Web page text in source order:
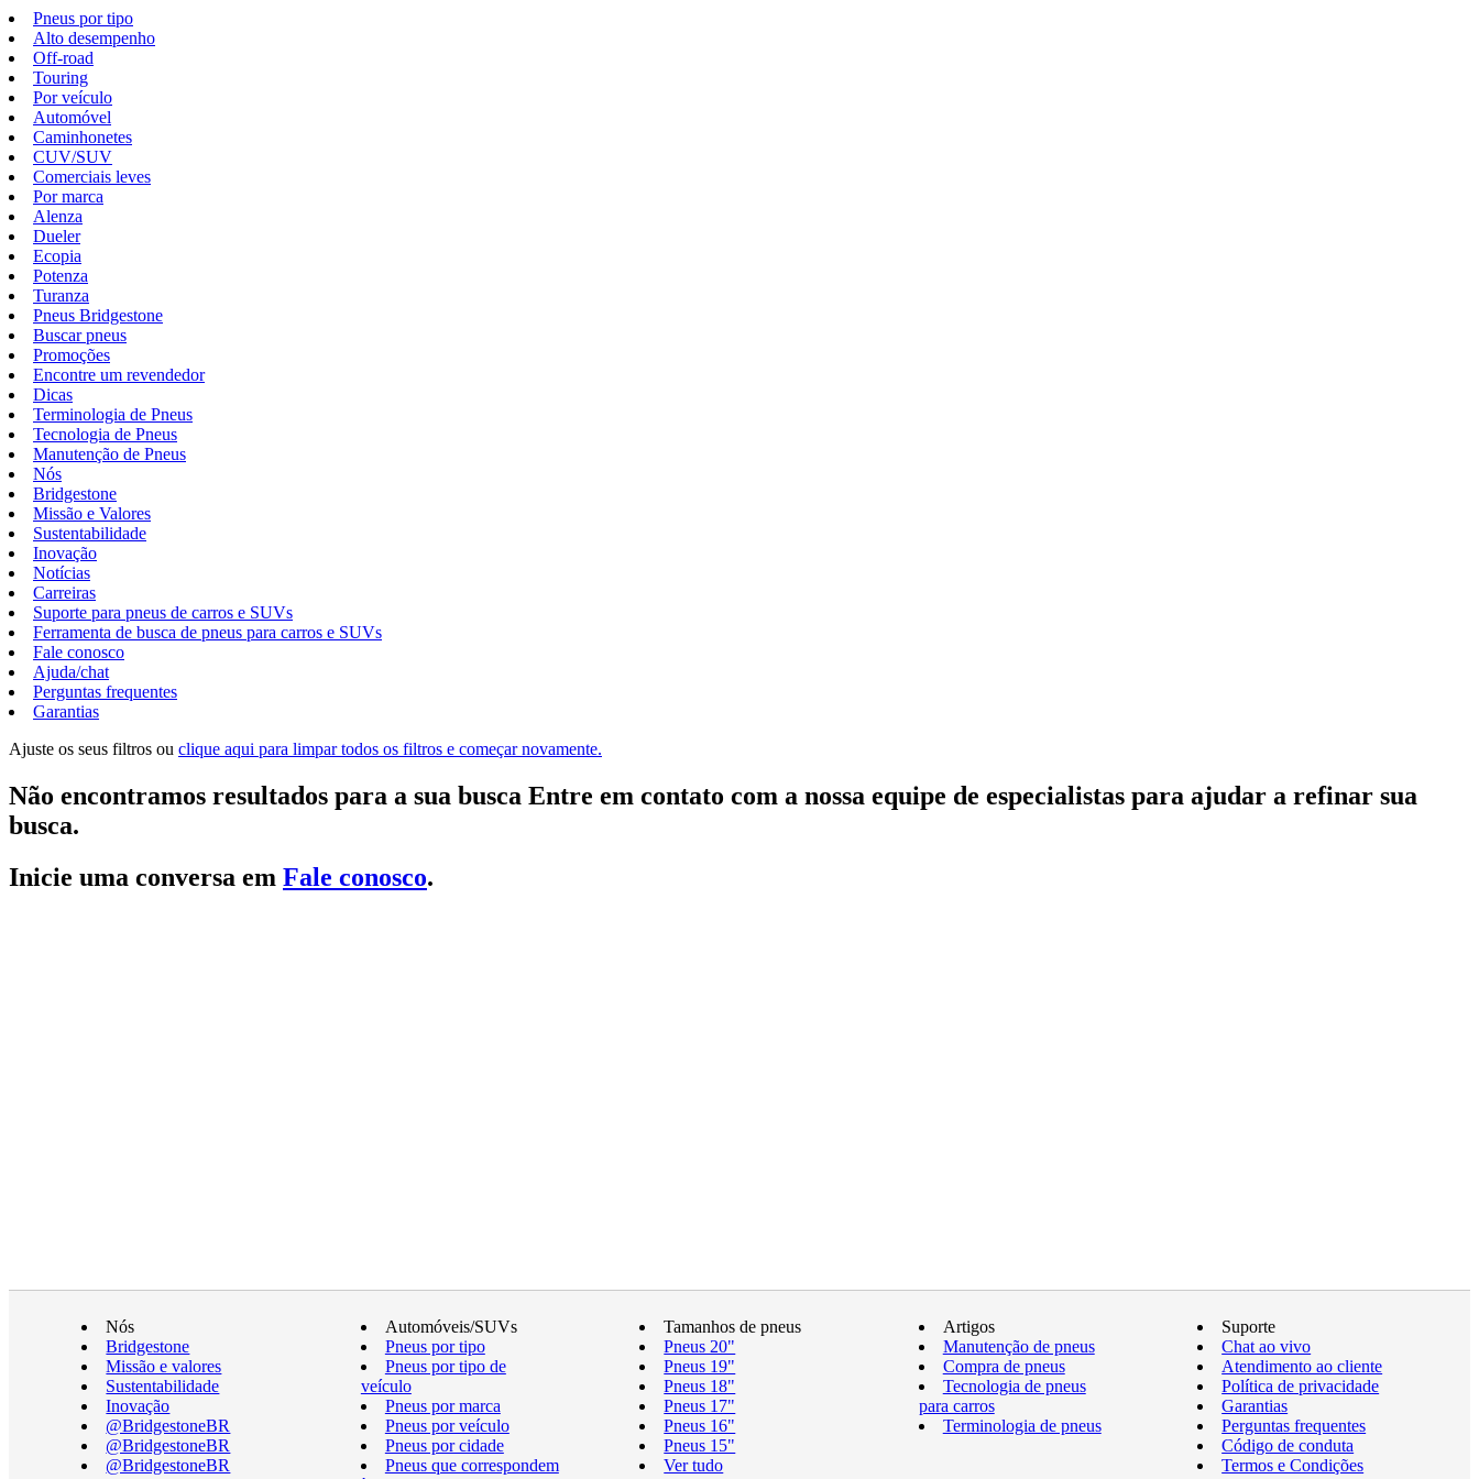
Pneus por tipo
Alto desempenho
Off-road
Touring
Por veículo
Automóvel
Caminhonetes
CUV/SUV
Comerciais leves
Por marca
Alenza
Dueler
Ecopia
Potenza
Turanza
Pneus Bridgestone
Buscar pneus
Promoções
Encontre um revendedor
Dicas
Terminologia de Pneus
Tecnologia de Pneus
Manutenção de Pneus
Nós
Bridgestone
Missão e Valores
Sustentabilidade
Inovação
Notícias
Carreiras
Suporte para pneus de carros e SUVs
Ferramenta de busca de pneus para carros e SUVs
Fale conosco
Ajuda/chat
Perguntas frequentes
Garantias
Ajuste os seus filtros ou clique aqui para limpar todos os filtros e começar novamente.
Não encontramos resultados para a sua busca Entre em contato com a nossa equipe de especialistas para ajudar a refinar sua
busca.
Inicie uma conversa em Fale conosco.
Nós
Bridgestone
Missão e valores
Sustentabilidade
Inovação
@BridgestoneBR
@BridgestoneBR
@BridgestoneBR
Automóveis/SUVs
Pneus por tipo
Pneus por tipo de
veículo
Pneus por marca
Pneus por veículo
Pneus por cidade
Pneus que correspondem
Tamanhos de pneus
Pneus 20"
Pneus 19"
Pneus 18"
Pneus 17"
Pneus 16"
Pneus 15"
Ver tudo
Artigos
Manutenção de pneus
Compra de pneus
Tecnologia de pneus
para carros
Terminologia de pneus
Suporte
Chat ao vivo
Atendimento ao cliente
Política de privacidade
Garantias
Perguntas frequentes
Código de conduta
Termos e Condições